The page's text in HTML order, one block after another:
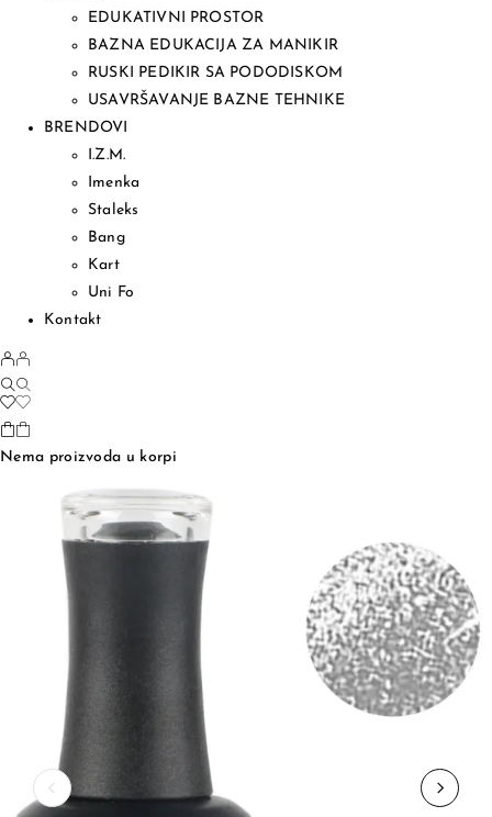
EDUKATIVNI PROSTOR
BAZNA EDUKACIJA ZA MANIKIR
RUSKI PEDIKIR SA PODODISKOM
USAVRŠAVANJE BAZNE TEHNIKE
BRENDOVI
I.Z.M.
Imenka
Staleks
Bang
Kart
Uni Fo
Kontakt
Nema proizvoda u korpi